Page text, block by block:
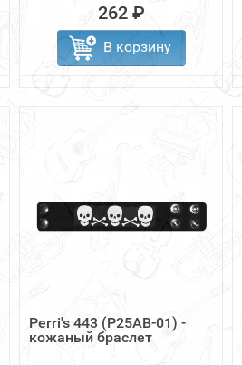
262 ₽
В корзину
Perri's 443 (P25AB-01) -
кожаный браслет